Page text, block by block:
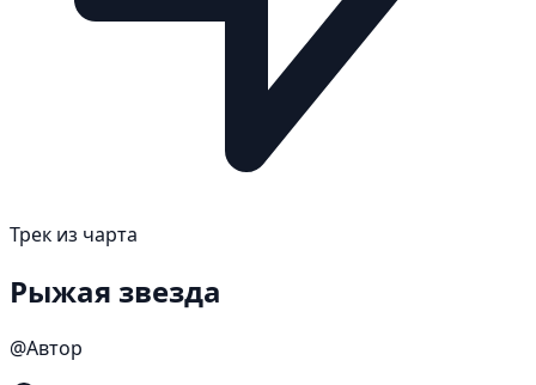
Трек из чарта
Рыжая звезда
@Автор